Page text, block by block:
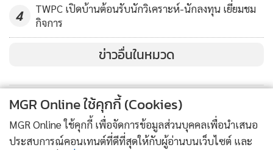
4
TWPC เปิดบ้านต้อนรับนักวิเคราะห์-นักลงทุน เยี่ยมชม
กิจการ
ข่าวอื่นในหมวด
MGR Online ใช้คุกกี้ (Cookies)
MGR Online ใช้คุกกี้ เพื่อจัดการข้อมูลส่วนบุคคลเพื่อนำเสนอ
ประสบการณ์คอนเทนต์ที่ดีที่สุดให้กับผู้อ่านบนเว็บไซต์ และ